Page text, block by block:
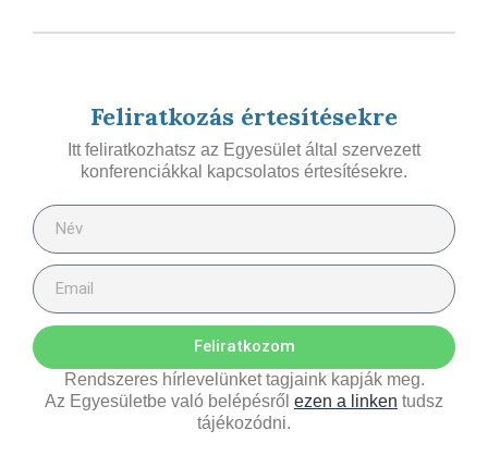
Feliratkozás értesítésekre
Itt feliratkozhatsz az Egyesület által szervezett
konferenciákkal kapcsolatos értesítésekre.
Feliratkozom
Rendszeres hírlevelünket tagjaink kapják meg.
Az Egyesületbe való belépésről ezen a linken tudsz
tájékozódni.